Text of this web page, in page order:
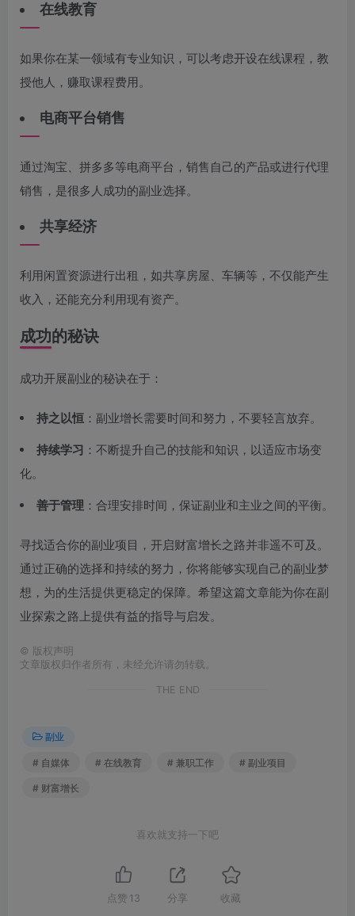
在线教育
如果你在某一领域有专业知识，可以考虑开设在线课程，教
授他人，赚取课程费用。
电商平台销售
通过淘宝、拼多多等电商平台，销售自己的产品或进行代理
销售，是很多人成功的副业选择。
共享经济
利用闲置资源进行出租，如共享房屋、车辆等，不仅能产生
收入，还能充分利用现有资产。
成功的秘诀
成功开展副业的秘诀在于：
持之以恒 ：副业增长需要时间和努力，不要轻言放弃。
持续学习 ：不断提升自己的技能和知识，以适应市场变
化。
善于管理 ：合理安排时间，保证副业和主业之间的平衡。
寻找适合你的副业项目，开启财富增长之路并非遥不可及。
通过正确的选择和持续的努力，你将能够实现自己的副业梦
想，为的生活提供更稳定的保障。希望这篇文章能为你在副
业探索之路上提供有益的指导与启发。
© 版权声明
文章版权归作者所有，未经允许请勿转载。
THE END
副业
# 自媒体 # 在线教育 # 兼职工作 # 副业项目
# 财富增长
喜欢就支持一下吧
点赞 13 分享 收藏